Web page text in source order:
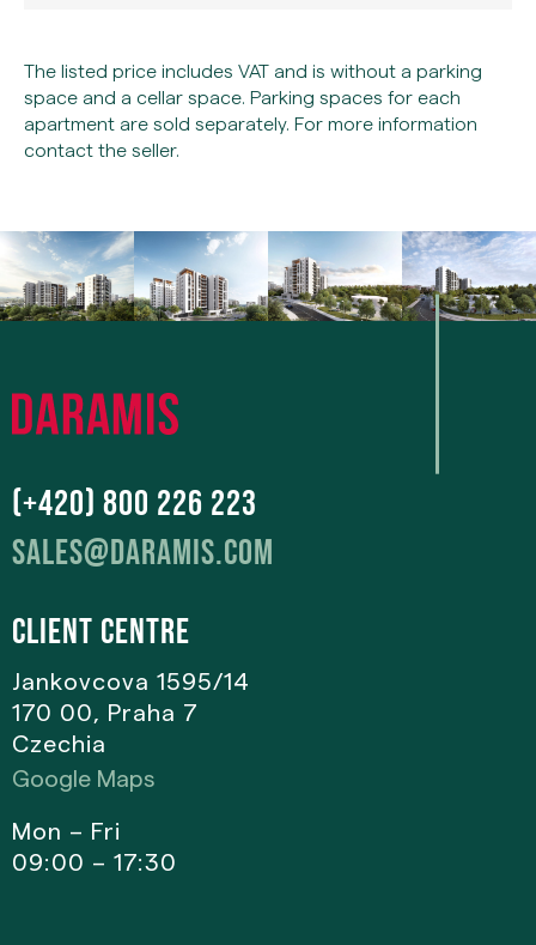
The listed price includes VAT and is without a parking
space and a cellar space. Parking spaces for each
apartment are sold separately. For more information
contact the seller.
(+420) 800 226 223
sales@daramis.com
Client centre
Jankovcova 1595/14
170 00, Praha 7
Czechia
Google Maps
Mon – Fri
09:00 – 17:30